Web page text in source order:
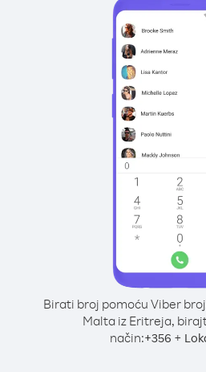
Birati broj pomoću Viber
Malta iz Eritreja,
način:+356 +